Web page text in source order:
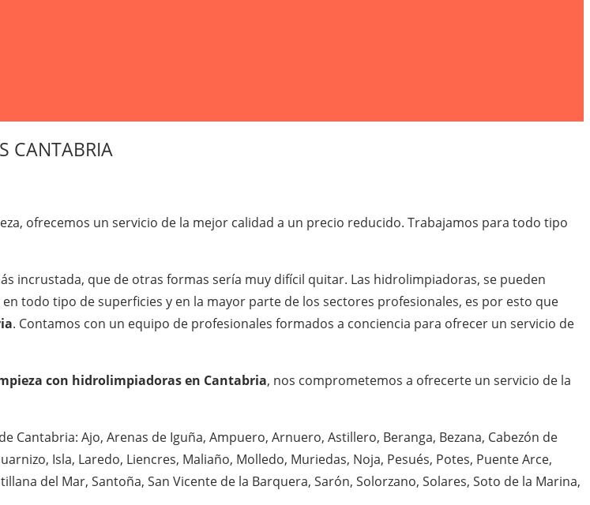
CANTABRIA
ofrecemos un servicio de la mejor calidad a un precio reducido. Trabajamos para todo tipo
incrustada, que de otras formas sería muy difícil quitar. Las hidrolimpiadoras, se pueden
todo tipo de superficies y en la mayor parte de los sectores profesionales, es por esto que
. Contamos con un equipo de profesionales formados a conciencia para ofrecer un servicio de
con hidrolimpiadoras en Cantabria, nos comprometemos a ofrecerte un servicio de la
Ajo, Arenas de Iguña, Ampuero, Arnuero, Astillero, Beranga, Bezana, Cabezón de
Isla, Laredo, Liencres, Maliaño, Molledo, Muriedas, Noja, Pesués, Potes, Puente Arce,
del Mar, Santoña, San Vicente de la Barquera, Sarón, Solorzano, Solares, Soto de la Marina,